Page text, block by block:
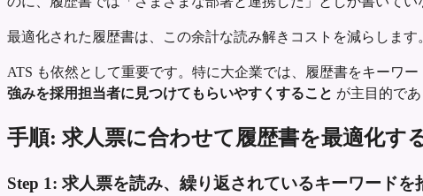
最適化された履歴書は、この余計な読み解きコストを減らしま
ATS も依然として重要です。特に大企業では、履歴書をキーワ
強みを採用担当者に見つけてもらいやすくすること が主目的で
手順: 求人票に合わせて履歴書を最適化す
Step 1: 求人票を読み、繰り返されているキーワードを